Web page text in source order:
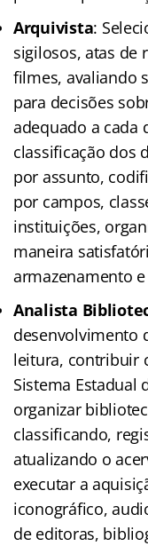
Arquivista:
sigilosos, atas de
filmes, avaliando
para decisões
adequado a cada
classificação dos
por assunto,
por campos,
instituições,
maneira
armazenamento
Analista
desenvolvimento
leitura, contribuir
Sistema Estadual
organizar
classificando,
atualizando o
executar a
iconográfico,
de editoras,